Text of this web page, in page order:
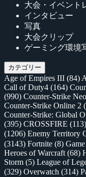
大会・イベント
インタビュー
写真
大会クリップ
ゲーミング環境
カテゴリー
Age of Empires III (84)
Call of Duty4 (164)
(990) Counter-Strike Neo
Counter-Strike Online 2
Counter-Strike: Global
(395) CROSSFIRE (113)
(1206) Enemy Territory
(3143) Fortnite (8) Game
Heroes of Warcraft (68)
Storm (5) League of
(329) Overwatch (314)